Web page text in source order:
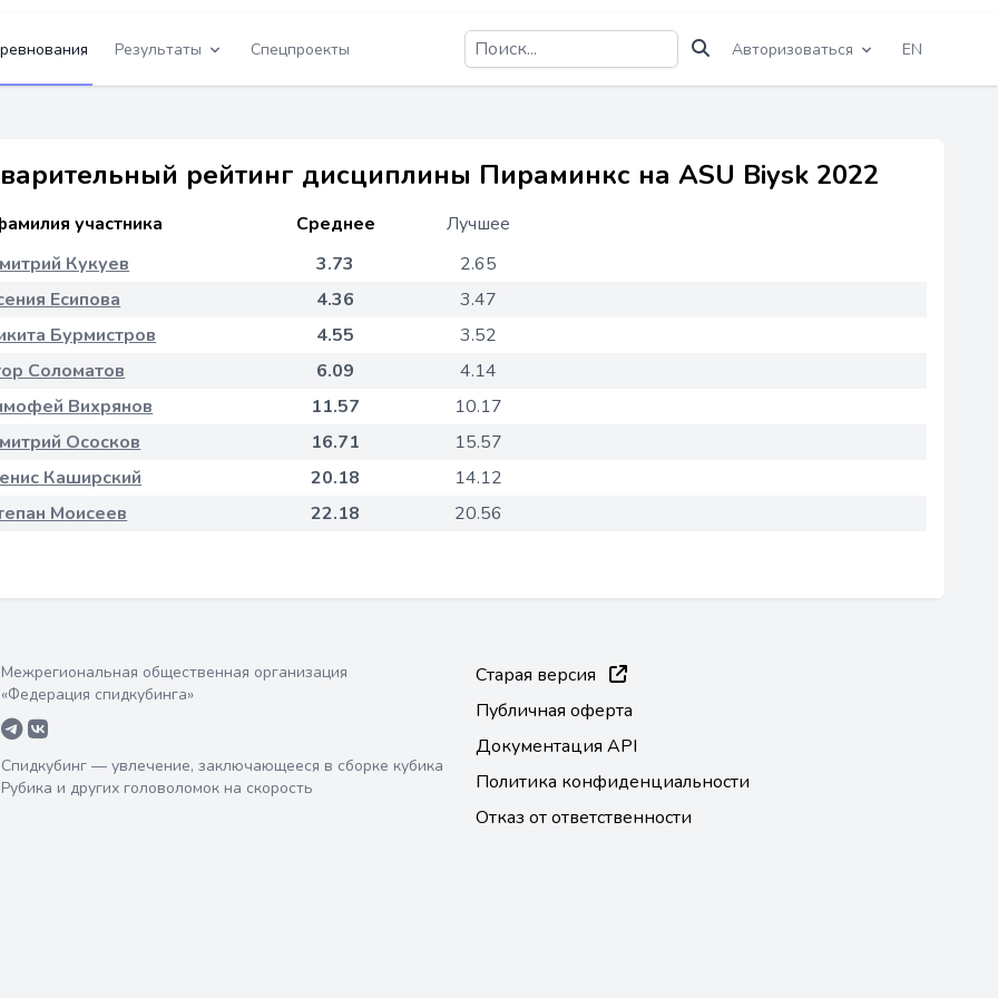
Результаты Спецпроекты Авторизоваться EN
рейтинг дисциплины Пираминкс на ASU Biysk 2022
участника Среднее
Лучшее
Кукуев 3.73
2.65
Есипова 4.36
3.47
Бурмистров 4.55
3.52
Соломатов 6.09
4.14
Вихрянов 11.57
10.17
Ососков 16.71
15.57
Каширский 20.18
14.12
Моисеев 22.18 20.56
Межрегиональная общественная организация
«Федерация спидкубинга»
Спидкубинг — увлечение, заключающееся в сборке кубика
Рубика и других головоломок на скорость
Старая версия
Публичная оферта
Документация API
Политика конфиденциальности
Отказ от ответственности